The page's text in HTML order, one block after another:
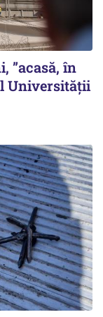
”acasă, în
Universității